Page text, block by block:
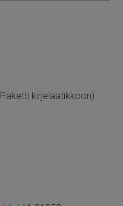
kirjelaatikkoon)